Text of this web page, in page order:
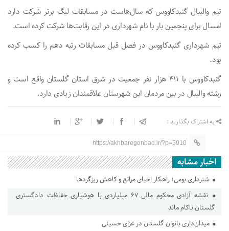
تیم والیبال گنبدکاووس که سال‌هاست در مسابقات لیگ برتر شرکت دارد
امسال برای پنجمین بار با نام شهرداری در این رقابت‌ها شرکت کرده است.
تیم شهرداری گنبدکاووس در فصل قبل مسابقات رتبه دهم را کسب کرده
بود.
گنبدکاووس با ۴۱۱ هزار نفر جمعیت در شرق استان گلستان واقع است و
رشته والیبال در بین مردمان این شهرستان علاقمندان زیادی دارد.
به اشتراک بگذارید :
https://akhbaregonbad.ir/?p=5910
اخبار مشابه
شترداری بومی؛ راهکار احیای مراتع و کاهش ریزگردها
نقشه آزادی محکوم مالی ۶۷ میلیاردی با هوشیاری حفاظت دادگستری
گلستان ناکام ماند
میدان‌داری بانوان گلستان در عزای حسینی